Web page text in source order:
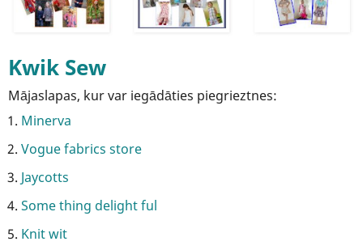
Kwik Sew
Mājaslapas, kur var iegādāties piegrieztnes:
Minerva
Vogue fabrics store
Jaycotts
Some thing delight ful
Knit wit